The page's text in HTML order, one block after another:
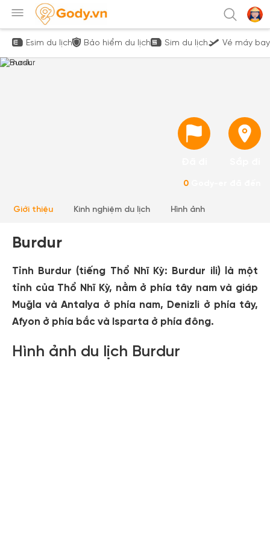
Esim du lịch Bảo hiểm du lịch Sim du lịch Vé máy bay
0
Giới thiệu Kinh nghiệm du lịch Hình ảnh
Burdur
Tỉnh Burdur (tiếng Thổ Nhĩ Kỳ: Burdur ili) là một
tỉnh của Thổ Nhĩ Kỳ, nằm ở phía tây nam và giáp
Muğla và Antalya ở phía nam, Denizli ở phía tây,
Afyon ở phía bắc và Isparta ở phía đông.
Hình ảnh du lịch Burdur